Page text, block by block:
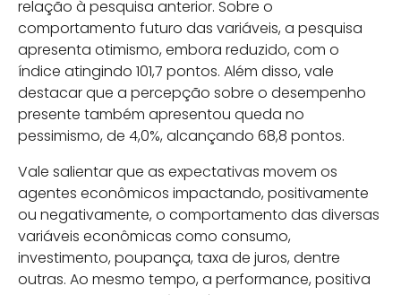
relação à pesquisa anterior. Sobre o
comportamento futuro das variáveis, a pesquisa
apresenta otimismo, embora reduzido, com o
índice atingindo 101,7 pontos. Além disso, vale
destacar que a percepção sobre o desempenho
presente também apresentou queda no
pessimismo, de 4,0%, alcançando 68,8 pontos.
Vale salientar que as expectativas movem os
agentes econômicos impactando, positivamente
ou negativamente, o comportamento das diversas
variáveis econômicas como consumo,
investimento, poupança, taxa de juros, dentre
outras. Ao mesmo tempo, a performance, positiva